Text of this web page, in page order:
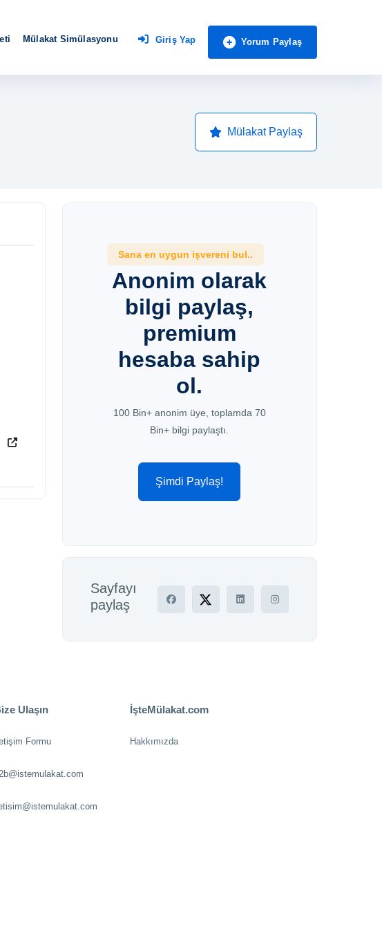
Mülakat Simülasyonu Giriş Yap Yorum Paylaş
Mülakat Paylaş
Sana en uygun işvereni bul..
Anonim olarak
bilgi paylaş,
premium
hesaba sahip
ol.
100 Bin+ anonim üye, toplamda 70
Bin+ bilgi paylaştı.
Şimdi Paylaş!
Sayfayı
paylaş
Ulaşın
Formu
İşteMülakat.com
Hakkımızda